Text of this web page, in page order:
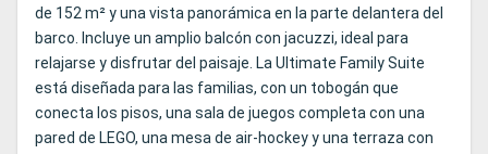
de 152 m² y una vista panorámica en la parte delantera del
barco. Incluye un amplio balcón con jacuzzi, ideal para
relajarse y disfrutar del paisaje. La Ultimate Family Suite
está diseñada para las familias, con un tobogán que
conecta los pisos, una sala de juegos completa con una
pared de LEGO, una mesa de air-hockey y una terraza con